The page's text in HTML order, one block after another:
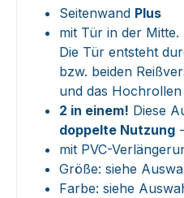
Seitenwand Plus
mit Tür in der Mitte.
Die Tür entsteht
bzw. beiden
und das
2 in einem! Diese
doppelte Nutzung
mit PVC-
Größe: siehe
Farbe: siehe